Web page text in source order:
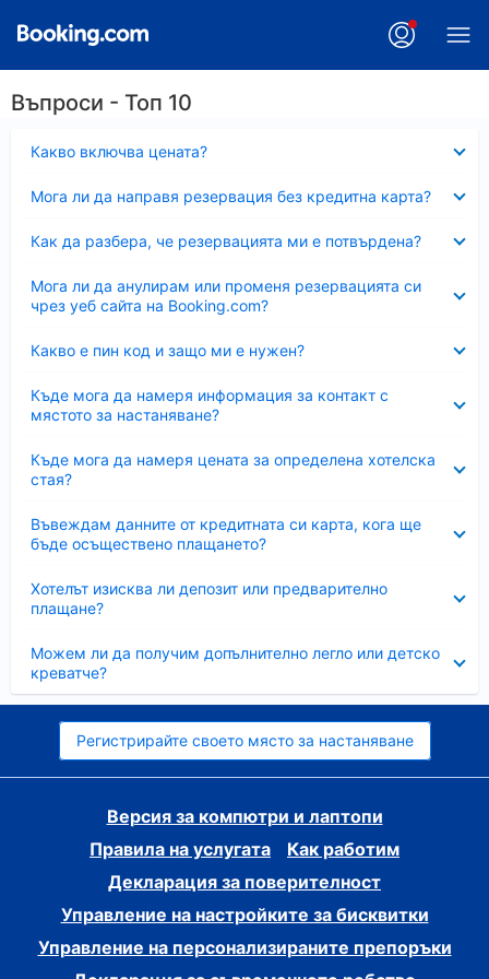
Въпроси - Топ 10
Какво включва цената?
Мога ли да направя резервация без кредитна карта?
Как да разбера, че резервацията ми е потвърдена?
Мога ли да анулирам или променя резервацията си
чрез уеб сайта на Booking.com?
Какво е пин код и защо ми е нужен?
Къде мога да намеря информация за контакт с
мястото за настаняване?
Къде мога да намеря цената за определена хотелска
стая?
Въвеждам данните от кредитната си карта, кога ще
бъде осъществено плащането?
Хотелът изисква ли депозит или предварително
плащане?
Можем ли да получим допълнително легло или детско
креватче?
Регистрирайте своето място за настаняване
Версия за компютри и лаптопи
Правила на услугата
Как работим
Декларация за поверителност
Управление на настройките за бисквитки
Управление на персонализираните препоръки